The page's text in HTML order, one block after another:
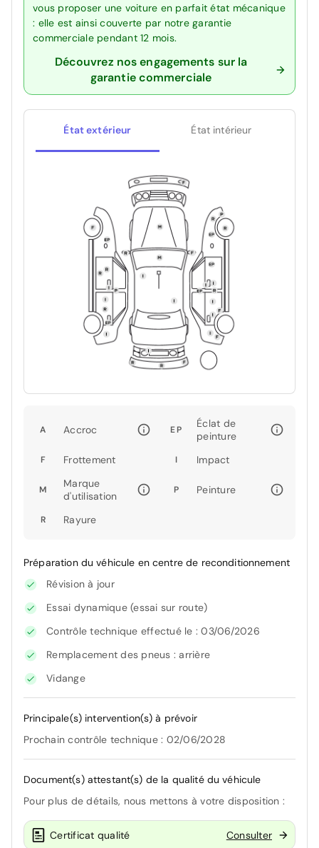
vous proposer une voiture en parfait état mécanique
: elle est ainsi couverte par notre garantie
commerciale pendant 12 mois.
Découvrez nos engagements sur la
garantie commerciale
État extérieur État intérieur
A Accroc EP
Éclat de
peinture
F Frottement I Impact
M
Marque
d'utilisation
P Peinture
R Rayure
Préparation du véhicule en centre de reconditionnement
Révision à jour
Essai dynamique (essai sur route)
Contrôle technique effectué le : 03/06/2026
Remplacement des pneus : arrière
Vidange
Principale(s) intervention(s) à prévoir
Prochain contrôle technique : 02/06/2028
Document(s) attestant(s) de la qualité du véhicule
Pour plus de détails, nous mettons à votre disposition :
Certificat qualité Consulter